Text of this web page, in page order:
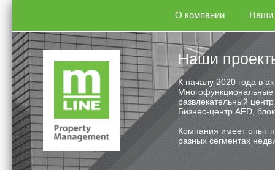
О компании Наши
Наши
К началу 2020 года в
развлекательный
Бизнес-центр AFD,
Компания имеет опыт
разных сегментах